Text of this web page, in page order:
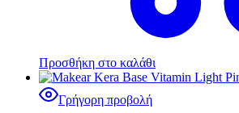
Προσθήκη στο καλάθι
Γρήγορη προβολή